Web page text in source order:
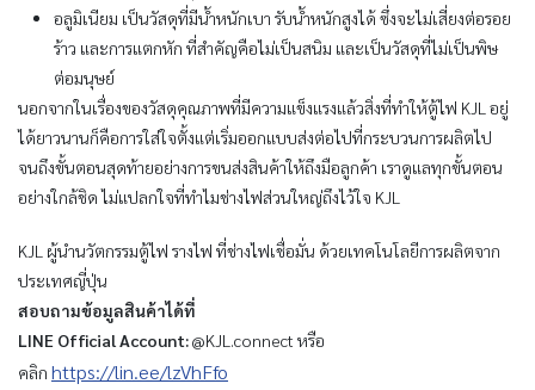
อลูมิเนียม เป็นวัสดุที่มีน้ำหนักเบา รับน้ำหนักสูงได้ ซึ่งจะไม่เสี่ยงต่อรอย
ร้าว และการแตกหัก ที่สำคัญคือไม่เป็นสนิม และเป็นวัสดุที่ไม่เป็นพิษ
ต่อมนุษย์
นอกจากในเรื่องของวัสดุคุณภาพที่มีความแข็งแรงแล้วสิ่งที่ทำให้ตู้ไฟ KJL อยู่
ได้ยาวนานก็คือการใส่ใจตั้งแต่เริ่มออกแบบส่งต่อไปที่กระบวนการผลิตไป
จนถึงขั้นตอนสุดท้ายอย่างการขนส่งสินค้าให้ถึงมือลูกค้า เราดูแลทุกขั้นตอน
อย่างใกล้ชิด ไม่แปลกใจที่ทำไมช่างไฟส่วนใหญ่ถึงไว้ใจ KJL
KJL ผู้นำนวัตกรรมตู้ไฟ รางไฟ ที่ช่างไฟเชื่อมั่น ด้วยเทคโนโลยีการผลิตจาก
ประเทศญี่ปุ่น
สอบถามข้อมูลสินค้าได้ที่
LINE Official Account:@KJL.connect หรือ
คลิก https://lin.ee/lzVhFfo